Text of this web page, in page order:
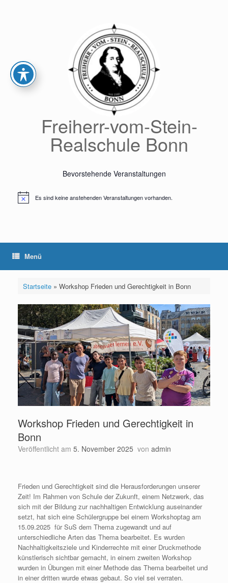
Freiherr-vom-Stein-
Realschule Bonn
Bevorstehende Veranstaltungen
HinweisEs sind keine anstehenden Veranstaltungen vorhanden.
Menü
Startseite» Workshop Frieden und Gerechtigkeit in Bonn
Workshop Frieden und Gerechtigkeit in
Bonn
Veröffentlicht am 5. November 2025 von admin
Frieden und Gerechtigkeit sind die Herausforderungen unserer
Zeit! Im Rahmen von Schule der Zukunft, einem Netzwerk, das
sich mit der Bildung zur nachhaltigen Entwicklung auseinander
setzt, hat sich eine Schülergruppe bei einem Workshoptag am
15.09.2025 für SuS dem Thema zugewandt und auf
unterschiedliche Arten das Thema bearbeitet. Es wurden
Nachhaltigkeitsziele und Kinderrechte mit einer Druckmethode
künstlerisch sichtbar gemacht, in einem zweiten Workshop
wurden in Übungen mit einer Methode das Thema bearbeitet und
in einer dritten wurde etwas gebaut. So viel sei verraten.